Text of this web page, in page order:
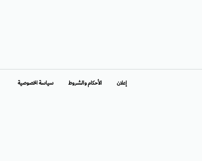
إعلان الأحكام والشروط سياسة الخصوصية